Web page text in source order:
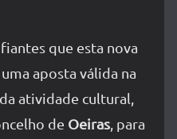
que esta nova
aposta válida na
atividade cultural,
de Oeiras , para